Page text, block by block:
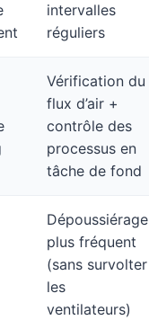
intervalles
réguliers
Vérification du
flux d’air +
contrôle des
processus en
tâche de fond
Dépoussiérage
plus fréquent
(sans survolter
les
ventilateurs)